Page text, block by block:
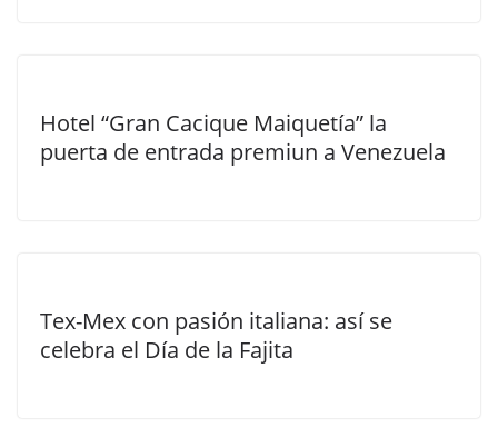
Hotel “Gran Cacique Maiquetía” la
puerta de entrada premiun a Venezuela
Tex-Mex con pasión italiana: así se
celebra el Día de la Fajita